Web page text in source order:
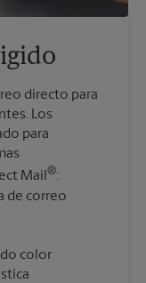
directo para
Los
para
Mail®:
de correo
color